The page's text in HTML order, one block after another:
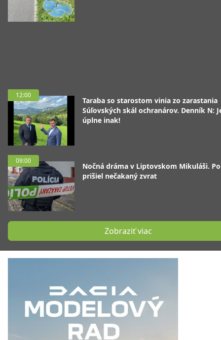
12:00
Taraba so starostom vinia zo zarastania
Súľovských skál ochranárov. Denník N:
úplne inak!
09:00
Nočná dráma v Liptovskom Mikuláši.
prišiel nečakaný zvrat
Zobraziť viac